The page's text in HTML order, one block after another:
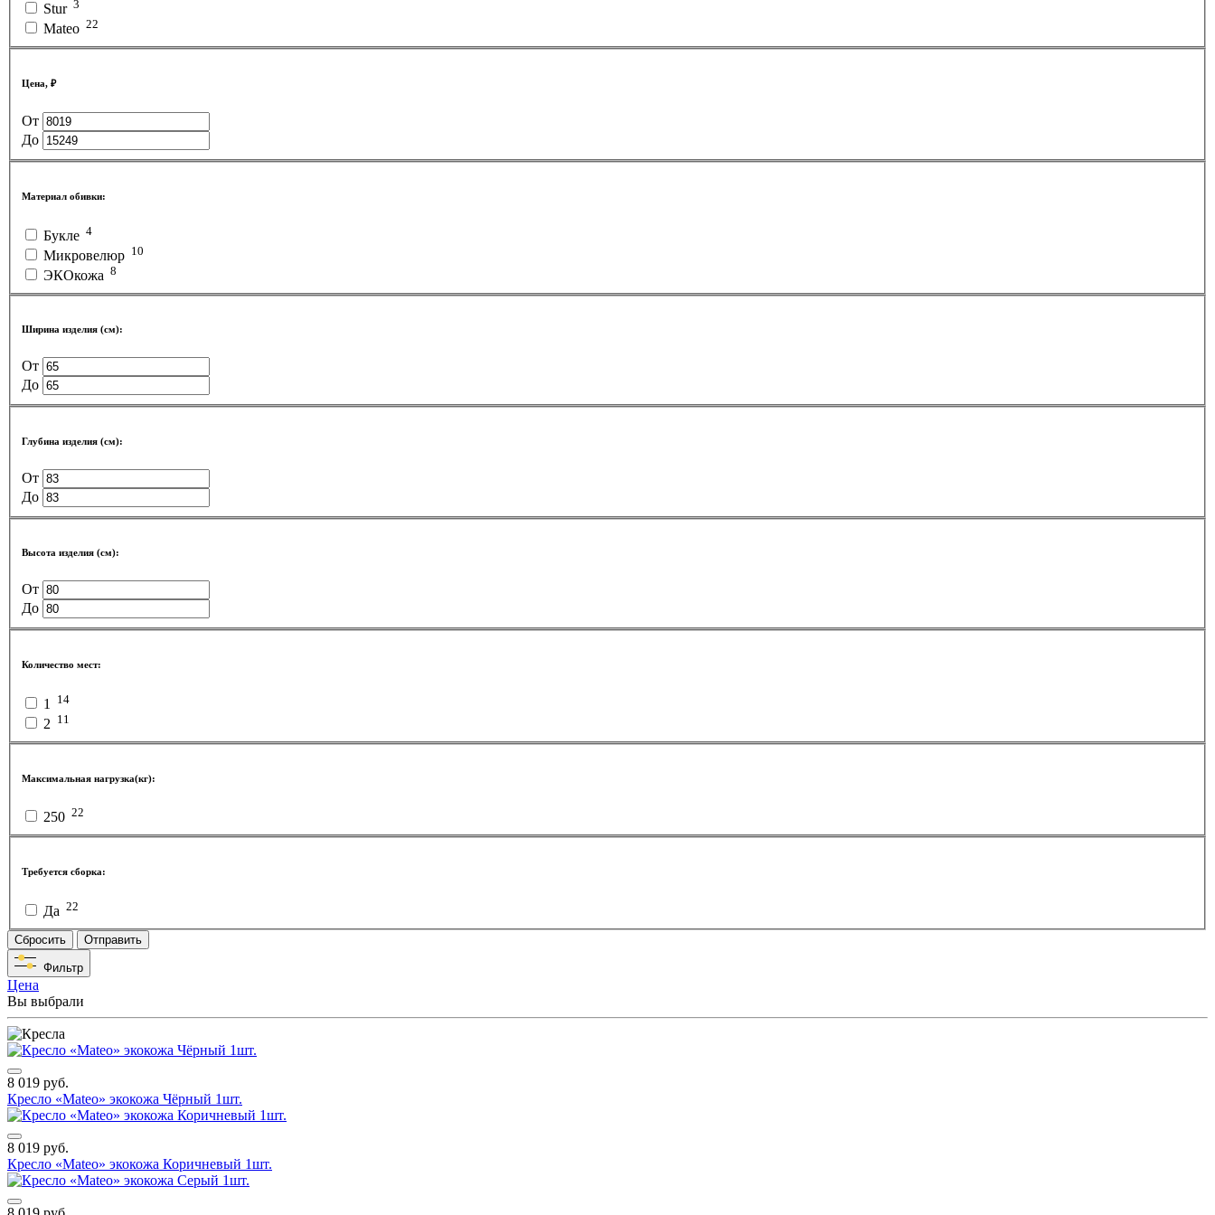
Stur 3
Mateo 22
Цена, ₽
От
До
Материал обивки:
Букле 4
Микровелюр 10
ЭКОкожа 8
Ширина изделия (см):
От
До
Глубина изделия (см):
От
До
Высота изделия (см):
От
До
Количество мест:
1 14
2 11
Максимальная нагрузка(кг):
250 22
Требуется сборка:
Да 22
Сбросить Отправить
Фильтр
Цена
Вы выбрали
8 019 руб.
Кресло «Mateo» экокожа Чёрный 1шт.
8 019 руб.
Кресло «Mateo» экокожа Коричневый 1шт.